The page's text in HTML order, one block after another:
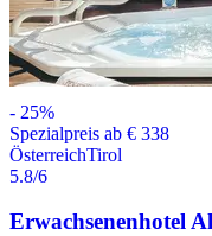
- 25%
Spezialpreis ab € 338
ÖsterreichTirol
5.8/6
Erwachsenenhotel